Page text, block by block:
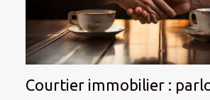
Courtier immobilier :